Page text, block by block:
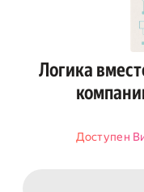
Логика
Доступен